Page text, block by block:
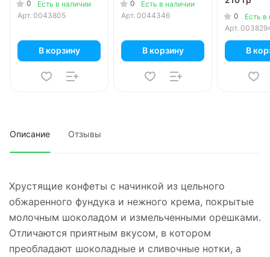
0
Есть в наличии
Арт. 0043805
В корзину
0
Есть в наличии
Арт. 0044346
В корзину
0
Есть в
Арт.
В
Описание Отзывы
Хрустящие конфеты с начинкой из цельного
обжаренного фундука и нежного крема, покрытые
молочным шоколадом и измельченными орешками.
Отличаются приятным вкусом, в котором
преобладают шоколадные и сливочные нотки, а